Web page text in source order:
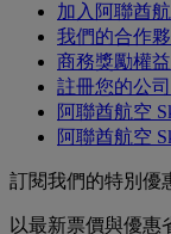
加入阿聯酋
我們的合作
商務獎勵權益
註冊您的公司
阿聯酋航空
阿聯酋航空
訂閱我們的特別優
以最新票價與優惠